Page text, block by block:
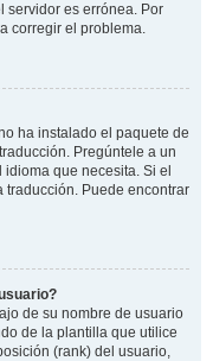
servidor es errónea. Por
corregir el problema.
ha instalado el paquete de
Pregúntele a un
que necesita. Si el
traducción. Puede encontrar
de su nombre de usuario
de la plantilla que utilice
(rank) del usuario,